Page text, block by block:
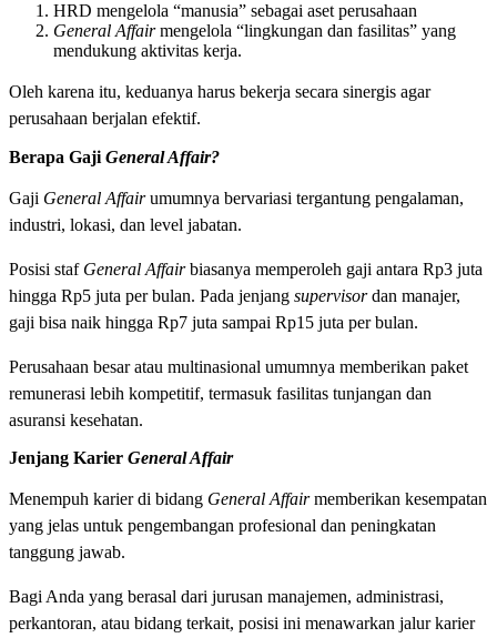
HRD mengelola “manusia” sebagai aset perusahaan
General Affairmengelola “lingkungan dan fasilitas” yang
mendukung aktivitas kerja.
Oleh karena itu, keduanya harus bekerja secara sinergis agar
perusahaan berjalan efektif.
Berapa Gaji General Affair?
Gaji General Affairumumnya bervariasi tergantung pengalaman,
industri, lokasi, dan level jabatan.
Posisi staf General Affairbiasanya memperoleh gaji antara Rp3 juta
hingga Rp5 juta per bulan. Pada jenjang supervisordan manajer,
gaji bisa naik hingga Rp7 juta sampai Rp15 juta per bulan.
Perusahaan besar atau multinasional umumnya memberikan paket
remunerasi lebih kompetitif, termasuk fasilitas tunjangan dan
asuransi kesehatan.
Jenjang Karier General Affair
Menempuh karier di bidang General Affairmemberikan kesempatan
yang jelas untuk pengembangan profesional dan peningkatan
tanggung jawab.
Bagi Anda yang berasal dari jurusan manajemen, administrasi,
perkantoran, atau bidang terkait, posisi ini menawarkan jalur karier